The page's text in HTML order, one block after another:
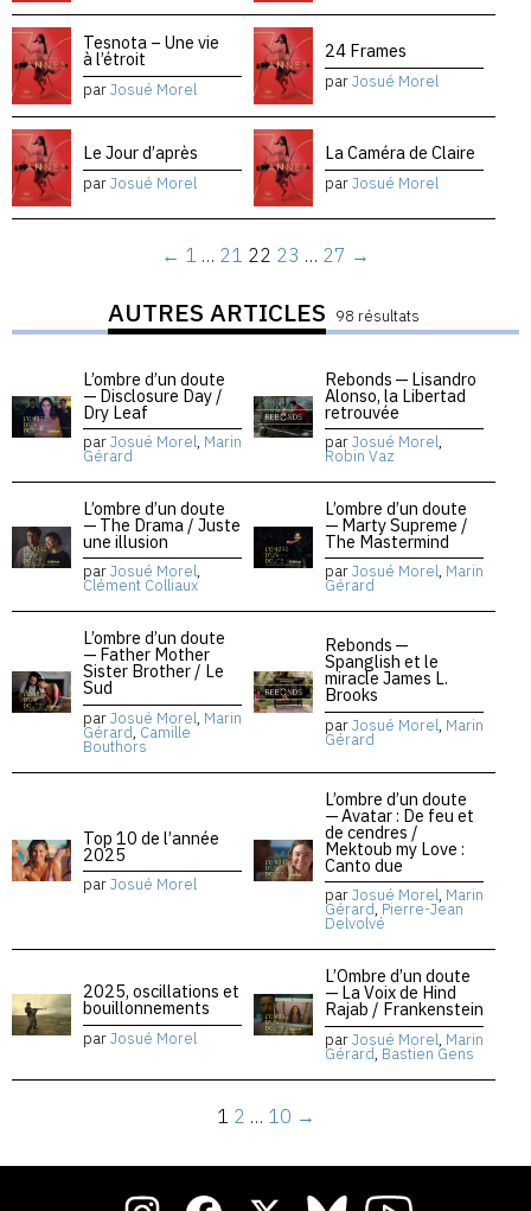
Tesnota – Une vie
à l’étroit
parJosué Morel
24 Frames
parJosué Morel
Le Jour d’après
parJosué Morel
La Caméra de Claire
parJosué Morel
← 1 … 21 22 23 … 27 →
AUTRES ARTICLES 98 résultats
L’ombre d’un doute
— Disclosure Day /
Dry Leaf
parJosué Morel, Marin
Gérard
Rebonds — Lisandro
Alonso, la Libertad
retrouvée
parJosué Morel,
Robin Vaz
L’ombre d’un doute
— The Drama / Juste
une illusion
parJosué Morel,
Clément Colliaux
L’ombre d’un doute
— Marty Supreme /
The Mastermind
parJosué Morel, Marin
Gérard
L’ombre d’un doute
— Father Mother
Sister Brother / Le
Sud
parJosué Morel, Marin
Gérard, Camille
Bouthors
Rebonds —
Spanglish et le
miracle James L.
Brooks
parJosué Morel, Marin
Gérard
Top 10 de l’année
2025
parJosué Morel
L’ombre d’un doute
— Avatar : De feu et
de cendres /
Mektoub my Love :
Canto due
parJosué Morel, Marin
Gérard, Pierre-Jean
Delvolvé
2025, oscillations et
bouillonnements
parJosué Morel
L’Ombre d’un doute
— La Voix de Hind
Rajab / Frankenstein
parJosué Morel, Marin
Gérard, Bastien Gens
1 2 … 10 →